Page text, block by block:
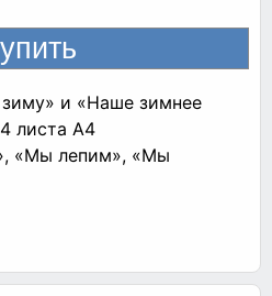
и «Наше зимнее
листа А4
«Мы лепим», «Мы